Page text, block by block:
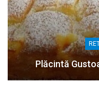
Plăcintă